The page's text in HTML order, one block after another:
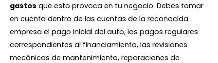
gastos que esto provoca en tu negocio. Debes tomar
en cuenta dentro de las cuentas de la reconocida
empresa el pago inicial del auto, los pagos regulares
correspondientes al financiamiento, las revisiones
mecánicas de mantenimiento, reparaciones de